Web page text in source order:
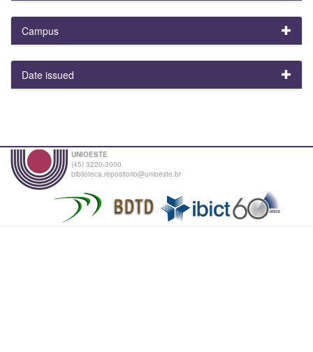
Campus
Date issued
UNIOESTE
(45) 3220-3000
biblioteca.repositorio@unioeste.br